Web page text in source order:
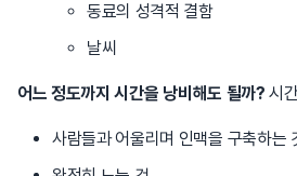
동료의 성격적 결함
날씨
어느 정도까지 시간을 낭비해도 될까? 시
사람들과 어울리며 인맥을 구축하는